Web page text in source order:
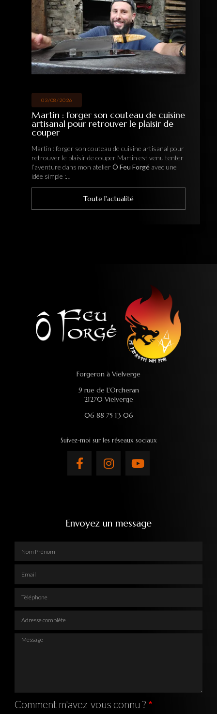
03/08/2026
Martin : forger son couteau de cuisine
artisanal pour retrouver le plaisir de
couper
Martin : forger son couteau de cuisine artisanal pour
retrouver le plaisir de couper Martin est venu tenter
l’aventure dans mon atelierÔ Feu Forgé avec une
idée simple :…
Toute l'actualité
Forgeron à Vielverge
9 rue de L'Orcheran
21270 Vielverge
06 88 75 13 06
Suivez-moi sur les réseaux sociaux
Envoyez un message
Message
Comment m'avez-vous connu ?